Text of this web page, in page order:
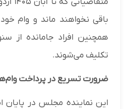
باقی نخواهند ماند و وام
همچنین افراد جامانده از
تکلیف می‌شوند.
ضرورت تسریع در پرداخت
این نماینده مجلس در پایان